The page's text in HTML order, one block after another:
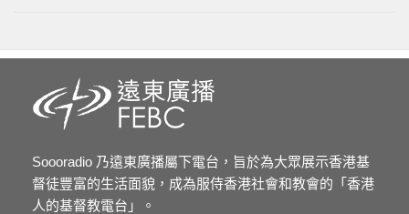
Soooradio 乃遠東廣播屬下電台，旨於為大眾展示香港基
督徒豐富的生活面貌，成為服侍香港社會和教會的「香港
人的基督教電台」。